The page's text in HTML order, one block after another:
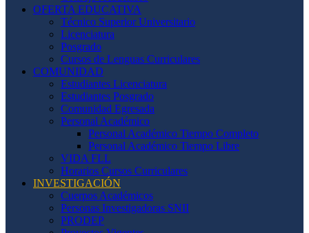
OFERTA EDUCATIVA
Técnico Superior Universitario
Licenciatura
Posgrado
Cursos de Lenguas Curriculares
COMUNIDAD
Estudiantes Licenciatura
Estudiantes Posgrado
Comunidad Egresada
Personal Académico
Personal Académico Tiempo Completo
Personal Académico Tiempo Libre
VIDA FLL
Horarios Cursos Curriculares
INVESTIGACIÓN
Cuerpos Académicos
Personas Investigadoras SNII
PRODEP